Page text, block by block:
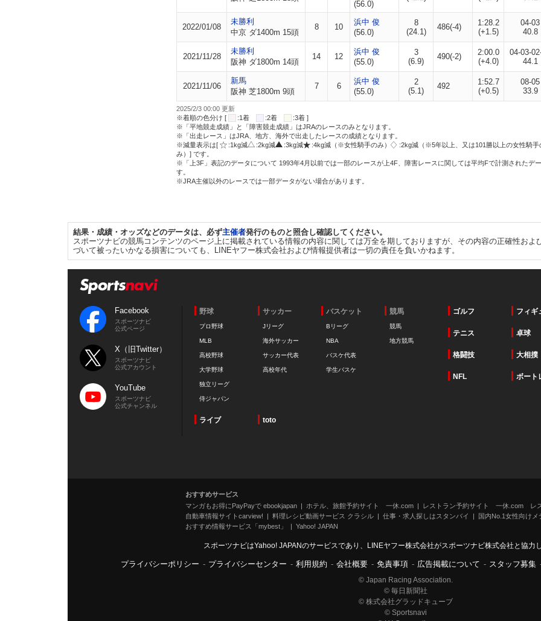
(56.0)
2022/01/08
未勝利
中京 ダ1400m 15頭
8 10
浜中 俊
(56.0)
8
(24.1)
486(-4)
1:28.2
(+1.5)
04-03
40.8
2021/11/28
未勝利
阪神 ダ1800m 14頭
14 12
浜中 俊
(55.0)
3
(6.9)
490(-2)
2:00.0
(+4.0)
04-03-
44.1
2021/11/06
新馬
阪神 芝1800m 9頭
7 6
浜中 俊
(55.0)
2
(5.1)
492
1:52.7
(+0.5)
08-05
33.9
2025/2/3 00:00 更新
※着順の色分け [
:1着 :2着
:3着 ]
※「平地競走成績」と「障害競走成績」はJRAのレースのみとなります。
※「出走レース」はJRA、地方、海外で出走したレースの成績となります。
※減量表示は[
:1kg減 :2kg減 :3kg減 :4kg減（※女性騎手のみ）
:2kg減（※5年以上、又は101勝以上の女性騎手
み）] です。
※「上3F」表記のデータについて 1993年4月以前では一部のレースが上4F、障害レースに関しては平均Fで計測されたデ
す。
※JRA主催以外のレースでは一部データがない場合があります。
結果・成績・オッズなどのデータは、必ず主催者発行のものと照合し確認してください。
スポーツナビの競馬コンテンツのページ上に掲載されている情報の内容に関しては万全を期しておりますが、その内容の正確性お
づいて被ったいかなる損害についても、LINEヤフー株式会社および情報提供者は一切の責任を負いかねます。
Facebook
スポーツナビ
公式ページ
X（旧Twitter）
スポーツナビ
公式アカウント
YouTube
スポーツナビ
公式チャンネル
野球
プロ野球
MLB
高校野球
大学野球
独立リーグ
侍ジャパン
サッカー
Jリーグ
海外サッカー
サッカー代表
高校年代
バスケット
Bリーグ
NBA
バスケ代表
学生バスケ
競馬
競馬
地方競馬
ゴルフ フィギ
テニス 卓球
格闘技 大相撲
NFL ボート
ライブ toto
おすすめサービス
マンガもお得にPayPayで ebookjapan
ホテル、旅館予約サイト 一休.com
レストラン予約サイト 一休.com レ
自動車情報サイトcarview!
料理レシピ動画サービス クラシル 仕事・求人探しはスタンバイ
国内No.1女性向けメ
おすすめ情報サービス「mybest」
Yahoo! JAPAN
スポーツナビはYahoo! JAPANのサービスであり、LINEヤフー株式会社がスポーツナビ株式会社と協力
プライバシーポリシー - プライバシーセンター - 利用規約 - 会社概要 - 免責事項 - 広告掲載について - スタッフ募集
© Japan Racing Association.
© 毎日新聞社
© 株式会社グラッドキューブ
© Sportsnavi